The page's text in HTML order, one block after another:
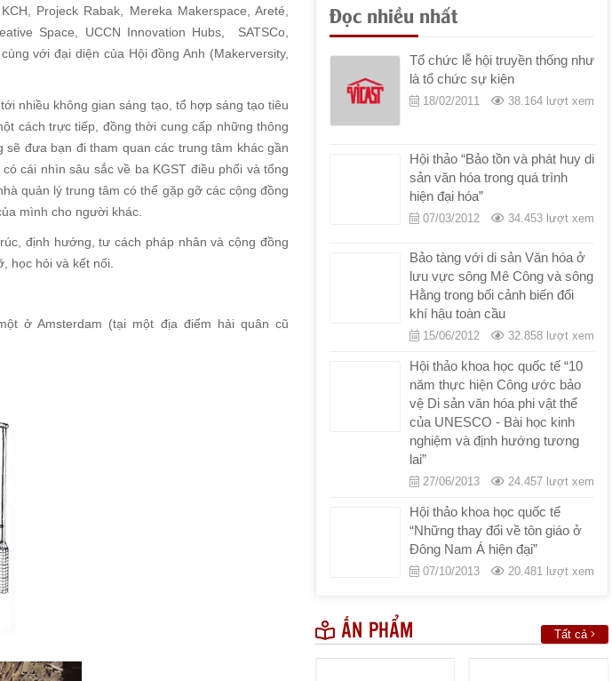
Projeck Rabak, Mereka Makerspace, Areté,
Space, UCCN Innovation Hubs, SATSCo,
với đại diện của Hội đồng Anh (Makerversity,
nhiều không gian sáng tạo, tổ hợp sáng tạo tiêu
cách trực tiếp, đồng thời cung cấp những thông
đưa bạn đi tham quan các trung tâm khác gần
cái nhìn sâu sắc về ba KGST điều phối và tổng
quản lý trung tâm có thể gặp gỡ các cộng đồng
mình cho người khác.
định hướng, tư cách pháp nhân và cộng đồng
học hỏi và kết nối.
ở Amsterdam (tại một địa điểm hải quân cũ
Số 224/QÐ-BVHTTDL
qd224.bvhttdl.banhanhungxu.pdf
Đọc nhiều nhất
Tổ chức lễ hội truyền thống như
là tổ chức sự kiện
18/02/2011 38.164 lượt xem
Hội thảo “Bảo tồn và phát huy di
sản văn hóa trong quá trình
hiện đại hóa”
07/03/2012 34.453 lượt xem
Bảo tàng với di sản Văn hóa ở
lưu vực sông Mê Công và sông
Hằng trong bối cảnh biến đổi
khí hậu toàn cầu
15/06/2012 32.858 lượt xem
Hội thảo khoa học quốc tế “10
năm thực hiện Công ước bảo
vệ Di sản văn hóa phi vật thể
của UNESCO - Bài học kinh
nghiệm và định hướng tương
lai”
27/06/2013 24.457 lượt xem
Hội thảo khoa học quốc tế
“Những thay đổi về tôn giáo ở
Đông Nam Á hiện đại”
07/10/2013 20.481 lượt xem
ẤN PHẨM Tất cả